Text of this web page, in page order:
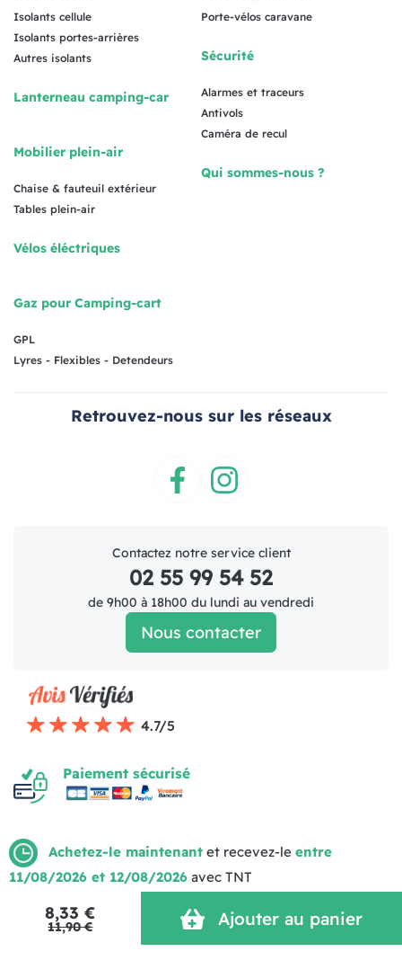
Achetez-le maintenant et recevez-le entre
11/08/2026 et 12/08/2026 avec TNT
8,33 €
11,90 € Ajouter au panier
Isolants cellule
Isolants portes-arrières
Autres isolants
Lanterneau camping-car
Mobilier plein-air
Chaise & fauteuil extérieur
Tables plein-air
Vélos éléctriques
Gaz pour Camping-cart
GPL
Lyres - Flexibles - Detendeurs
Porte-vélos caravane
Sécurité
Alarmes et traceurs
Antivols
Caméra de recul
Qui sommes-nous ?
Retrouvez-nous sur les réseaux
Contactez notre service client
02 55 99 54 52
de 9h00 à 18h00 du lundi au vendredi
Nous contacter
4.7/5
Paiement sécurisé
Mentions légales Politique de livraison
Politique de Confidentialité Réalisation MOTION4EVER